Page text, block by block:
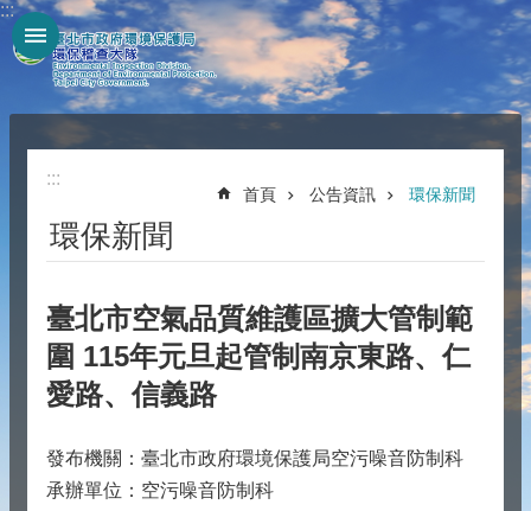
跳到主要內容區塊
:::
:::
首頁 公告資訊 環保新聞
環保新聞
臺北市空氣品質維護區擴大管制範
圍 115年元旦起管制南京東路、仁
愛路、信義路
發布機關：臺北市政府環境保護局空污噪音防制科
承辦單位：空污噪音防制科